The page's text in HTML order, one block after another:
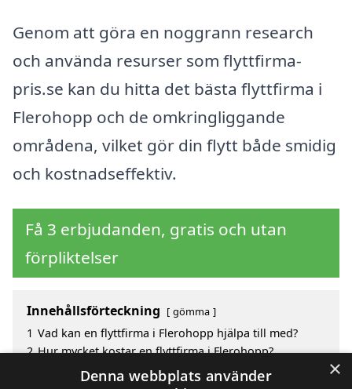
Genom att göra en noggrann research
och använda resurser som flyttfirma-
pris.se kan du hitta det bästa flyttfirma i
Flerohopp och de omkringliggande
områdena, vilket gör din flytt både smidig
och kostnadseffektiv.
Få 3 erbjudanden, gratis och utan
förpliktelser
Innehållsförteckning gömma
1 Vad kan en flyttfirma i Flerohopp hjälpa till med?
2 Hur mycket kostar en flyttfirma i Flerohopp?
Fördelar med att välja flyttfirma i Flerohopp
×
Denna webbplats använder